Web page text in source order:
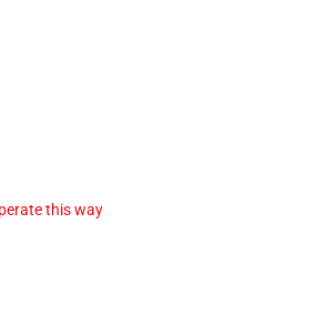
this way